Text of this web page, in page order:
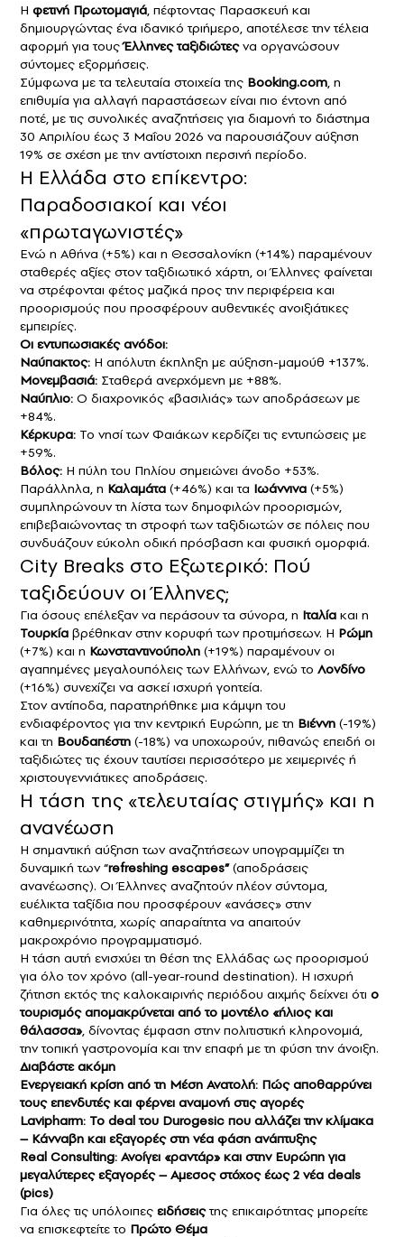
Η φετινή Πρωτομαγιά, πέφτοντας Παρασκευή και
δημιουργώντας ένα ιδανικό τριήμερο, αποτέλεσε την τέλεια
αφορμή για τουςΈλληνες ταξιδιώτεςνα οργανώσουν
σύντομες εξορμήσεις.
Σύμφωνα με τα τελευταία στοιχεία της Booking.com, η
επιθυμία για αλλαγή παραστάσεων είναι πιο έντονη από
ποτέ, με τις συνολικές αναζητήσεις για διαμονή το διάστημα
30 Απριλίου έως 3 Μαΐου 2026 να παρουσιάζουν αύξηση
19% σε σχέση με την αντίστοιχη περσινή περίοδο.
Η Ελλάδα στο επίκεντρο:
Παραδοσιακοί και νέοι
«πρωταγωνιστές»
Ενώ η Αθήνα (+5%) και η Θεσσαλονίκη (+14%) παραμένουν
σταθερές αξίες στον ταξιδιωτικό χάρτη, οι Έλληνες φαίνεται
να στρέφονται φέτος μαζικά προς την περιφέρεια και
προορισμούς που προσφέρουν αυθεντικές ανοιξιάτικες
εμπειρίες.
Οι εντυπωσιακές ανόδοι:
Ναύπακτος: Η απόλυτη έκπληξη με αύξηση-μαμούθ +137%.
Μονεμβασιά: Σταθερά ανερχόμενη με +88%.
Ναύπλιο: Ο διαχρονικός «βασιλιάς» των αποδράσεων με
+84%.
Κέρκυρα: Το νησί των Φαιάκων κερδίζει τις εντυπώσεις με
+59%.
Βόλος: Η πύλη του Πηλίου σημειώνει άνοδο +53%.
Παράλληλα, η Καλαμάτα (+46%) και τα Ιωάννινα (+5%)
συμπληρώνουν τη λίστα των δημοφιλών προορισμών,
επιβεβαιώνοντας τη στροφή των ταξιδιωτών σε πόλεις που
συνδυάζουν εύκολη οδική πρόσβαση και φυσική ομορφιά.
City Breaks στο Εξωτερικό: Πού
ταξιδεύουν οι Έλληνες;
Για όσους επέλεξαν να περάσουν τα σύνορα, η Ιταλία και η
Τουρκία βρέθηκαν στην κορυφή των προτιμήσεων. Η Ρώμη
(+7%) και η Κωνσταντινούπολη (+19%) παραμένουν οι
αγαπημένες μεγαλουπόλεις των Ελλήνων, ενώ το Λονδίνο
(+16%) συνεχίζει να ασκεί ισχυρή γοητεία.
Στον αντίποδα, παρατηρήθηκε μια κάμψη του
ενδιαφέροντος για την κεντρική Ευρώπη, με τη Βιέννη (-19%)
και τη Βουδαπέστη (-18%) να υποχωρούν, πιθανώς επειδή οι
ταξιδιώτες τις έχουν ταυτίσει περισσότερο με χειμερινές ή
χριστουγεννιάτικες αποδράσεις.
Η τάση της «τελευταίας στιγμής» και η
ανανέωση
Η σημαντική αύξηση των αναζητήσεων υπογραμμίζει τη
δυναμική των “refreshing escapes”(αποδράσεις
ανανέωσης). Οι Έλληνες αναζητούν πλέον σύντομα,
ευέλικτα ταξίδια που προσφέρουν «ανάσες» στην
καθημερινότητα, χωρίς απαραίτητα να απαιτούν
μακροχρόνιο προγραμματισμό.
Η τάση αυτή ενισχύει τη θέση της Ελλάδας ως προορισμού
για όλο τον χρόνο (all-year-round destination). Η ισχυρή
ζήτηση εκτός της καλοκαιρινής περιόδου αιχμής δείχνει ότι ο
τουρισμός απομακρύνεται από το μοντέλο «ήλιος και
θάλασσα», δίνοντας έμφαση στην πολιτιστική κληρονομιά,
την τοπική γαστρονομία και την επαφή με τη φύση την άνοιξη.
Διαβάστε ακόμη
Ενεργειακή κρίση από τη Μέση Ανατολή: Πώς αποθαρρύνει
τους επενδυτές και φέρνει αναμονή στις αγορές
Lavipharm: Το deal του Durogesic που αλλάζει την κλίμακα
– Kάνναβη και εξαγορές στη νέα φάση ανάπτυξης
Real Consulting: Ανοίγει «ραντάρ» και στην Ευρώπη για
μεγαλύτερες εξαγορές – Αμεσος στόχος έως 2 νέα deals
(pics)
Για όλες τις υπόλοιπες ειδήσειςτης επικαιρότητας μπορείτε
να επισκεφτείτε το Πρώτο Θέμα